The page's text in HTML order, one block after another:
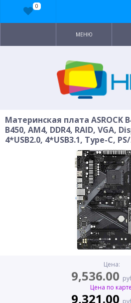
МЕНЮ
Материнская плата ASROCK
B450, AM4, DDR4, RAID, VGA,
4*USB2.0, 4*USB3.1, Type-C,
Цена:
9,536.00
Цена по
9,321.00
0